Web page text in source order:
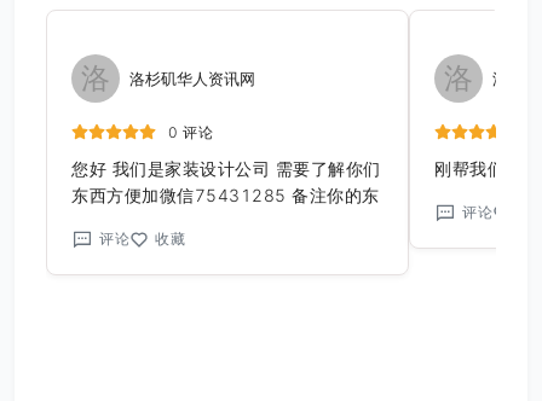
洛 洛杉矶华人资讯网
0 评论
您好 我们是家装设计公司 需要了解你们
东西方便加微信75431285 备注你的东
评论 收藏
洛 洛杉
刚帮我们装
评论